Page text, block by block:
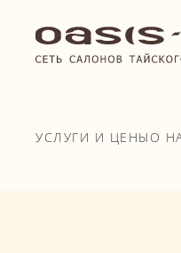
Перейти к
УСЛУГИ И ЦЕНЫ О